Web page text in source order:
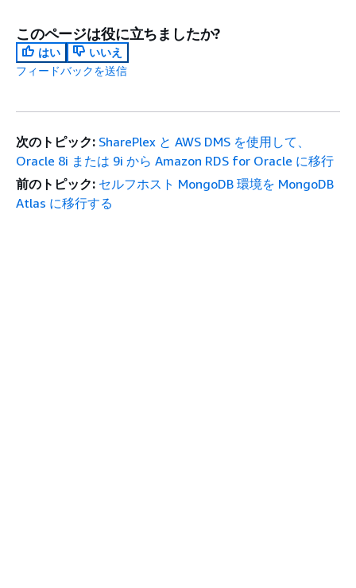
このページは役に立ちましたか?
はい
いいえ
フィードバックを送信
次のトピック: SharePlex と AWS DMS を使用して、
Oracle 8i または 9i から Amazon RDS for Oracle に移行
前のトピック: セルフホスト MongoDB 環境を MongoDB
Atlas に移行する